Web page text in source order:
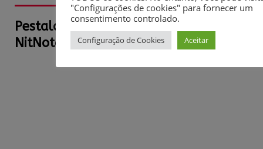
Pestalozzi ganha prêmio do programa
NitNota